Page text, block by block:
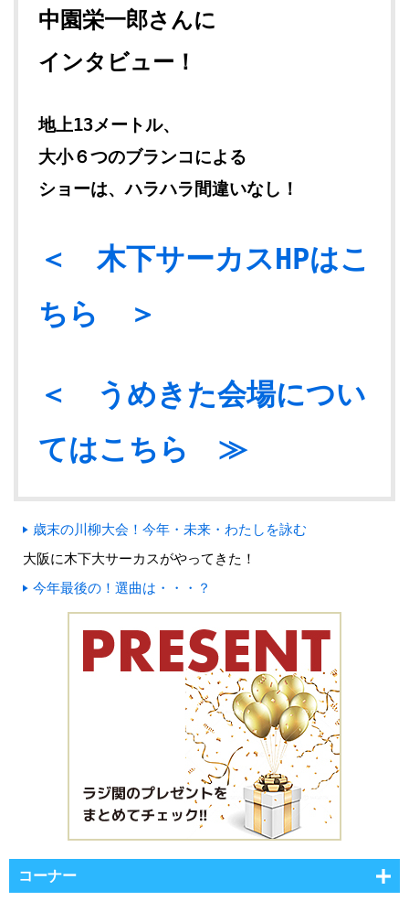
中園栄一郎さんに
インタビュー！
地上13メートル、
大小６つのブランコによる
ショーは、ハラハラ間違いなし！
＜ 木下サーカスHPはこ
ちら ＞
＜ うめきた会場につい
てはこちら ≫
歳末の川柳大会！今年・未来・わたしを詠む
大阪に木下大サーカスがやってきた！
今年最後の！選曲は・・・？
コーナー